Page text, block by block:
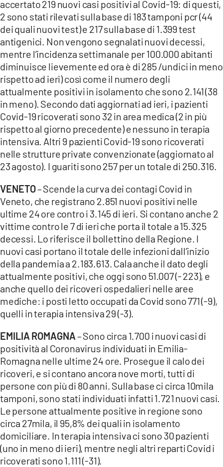
accertato 219 nuovi casi positivi al Covid-19: di questi,
2 sono stati rilevati sulla base di 183 tamponi pcr (44
dei quali nuovi test) e 217 sulla base di 1.399 test
antigenici. Non vengono segnalati nuovi decessi,
mentre l’incidenza settimanale per 100.000 abitanti
diminuisce lievemente ed ora è di 285 /undici in meno
rispetto ad ieri) così come il numero degli
attualmente positivi in isolamento che sono 2.141 (38
in meno). Secondo dati aggiornati ad ieri, i pazienti
Covid-19 ricoverati sono 32 in area medica (2 in più
rispetto al giorno precedente) e nessuno in terapia
intensiva. Altri 9 pazienti Covid-19 sono ricoverati
nelle strutture private convenzionate (aggiornato al
23 agosto). I guariti sono 257 per un totale di 250.316.
VENETO– Scende la curva dei contagi Covid in
Veneto, che registrano 2.851 nuovi positivi nelle
ultime 24 ore contro i 3.145 di ieri. Si contano anche 2
vittime contro le 7 di ieri che porta il totale a 15.325
decessi. Lo riferisce il bollettino della Regione. I
nuovi casi portano il totale delle infezioni dall’inizio
della pandemia a 2.183.613. Cala anche il dato degli
attualmente positivi, che oggi sono 51.007 (- 223), e
anche quello dei ricoveri ospedalieri nelle aree
mediche: i posti letto occupati da Covid sono 771 (-9),
quelli in terapia intensiva 29 (-3).
EMILIA ROMAGNA– Sono circa 1.700 i nuovi casi di
positività al Coronavirus individuati in Emilia-
Romagna nelle ultime 24 ore. Prosegue il calo dei
ricoveri, e si contano ancora nove morti, tutti di
persone con più di 80 anni. Sulla base ci circa 10mila
tamponi, sono stati individuati infatti 1.721 nuovi casi.
Le persone attualmente positive in regione sono
circa 27mila, il 95,8% dei quali in isolamento
domiciliare. In terapia intensiva ci sono 30 pazienti
(uno in meno di ieri), mentre negli altri reparti Covid i
ricoverati sono 1.111 (-31).